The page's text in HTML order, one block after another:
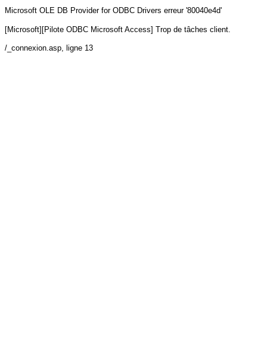
Microsoft OLE DB Provider for ODBC Drivers erreur '80040e4d'
[Microsoft][Pilote ODBC Microsoft Access] Trop de tâches client.
/_connexion.asp, ligne 13